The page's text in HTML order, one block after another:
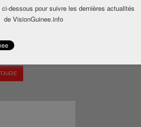
website in this browser for the next
dessous pour suivre les dernières actualités
de VisionGuinee.info